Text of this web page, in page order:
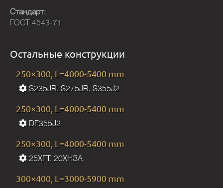
Стандарт:
ГОСТ 4543-71
Остальные конструкции
250×300, L=4000-5400 mm
S235JR, S275JR, S355J2
250×300, L=4000-5400 mm
DF355J2
250×300, L=4000-5400 mm
25ХГТ, 20ХНЗА
300×400, L=3000-5900 mm